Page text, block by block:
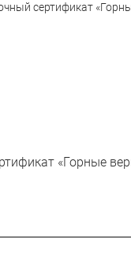
«Горные